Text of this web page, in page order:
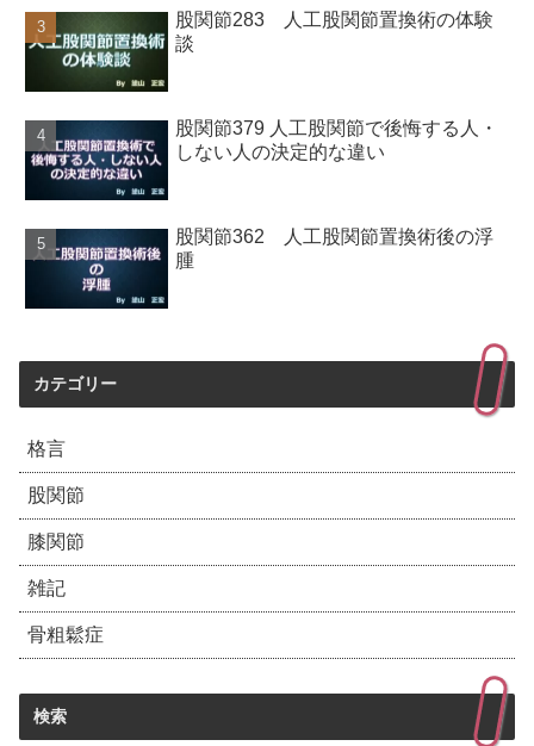
股関節283 人工股関節置換術の体験
談
股関節379 人工股関節で後悔する人・
しない人の決定的な違い
股関節362 人工股関節置換術後の浮
腫
カテゴリー
格言
股関節
膝関節
雑記
骨粗鬆症
検索